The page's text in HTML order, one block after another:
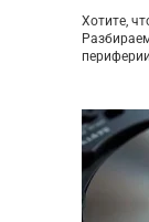
Хотите,